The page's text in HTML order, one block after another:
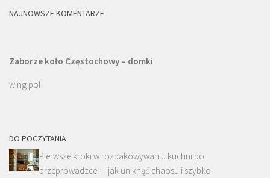
NAJNOWSZE KOMENTARZE
Zaborze koło Częstochowy – domki
wing pol
DO POCZYTANIA
Pierwsze kroki w rozpakowywaniu kuchni po
przeprowadzce — jak uniknąć chaosu i szybko